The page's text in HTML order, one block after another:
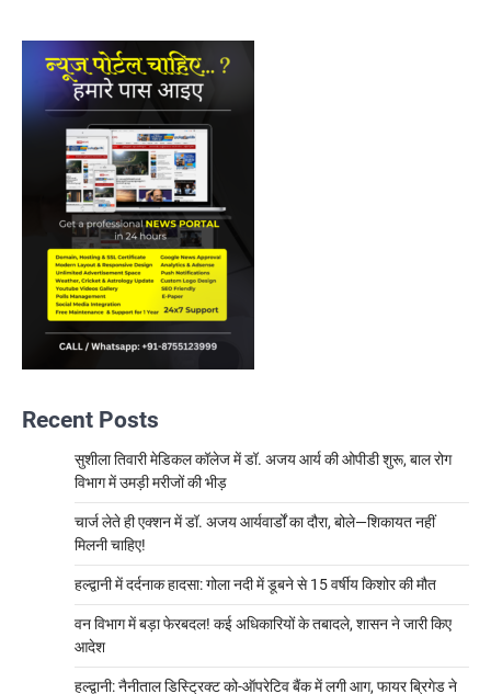
Recent Posts
सुशीला तिवारी मेडिकल कॉलेज में डॉ. अजय आर्य की ओपीडी शुरू, बाल रोग
विभाग में उमड़ी मरीजों की भीड़
चार्ज लेते ही एक्शन में डॉ. अजय आर्यवार्डों का दौरा, बोले—शिकायत नहीं
मिलनी चाहिए!
हल्द्वानी में दर्दनाक हादसा: गोला नदी में डूबने से 15 वर्षीय किशोर की मौत
वन विभाग में बड़ा फेरबदल! कई अधिकारियों के तबादले, शासन ने जारी किए
आदेश
हल्द्वानी: नैनीताल डिस्ट्रिक्ट को-ऑपरेटिव बैंक में लगी आग, फायर ब्रिगेड ने